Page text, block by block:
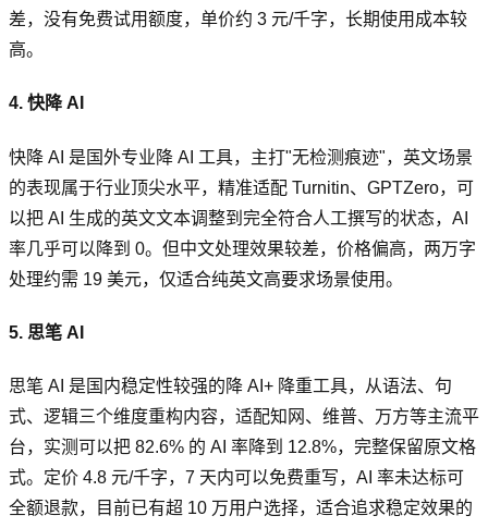
差，没有免费试用额度，单价约 3 元/千字，长期使用成本较
高。
4. 快降 AI
快降 AI 是国外专业降 AI 工具，主打"无检测痕迹"，英文场景
的表现属于行业顶尖水平，精准适配 Turnitin、GPTZero，可
以把 AI 生成的英文文本调整到完全符合人工撰写的状态，AI
率几乎可以降到 0。但中文处理效果较差，价格偏高，两万字
处理约需 19 美元，仅适合纯英文高要求场景使用。
5. 思笔 AI
思笔 AI 是国内稳定性较强的降 AI+ 降重工具，从语法、句
式、逻辑三个维度重构内容，适配知网、维普、万方等主流平
台，实测可以把 82.6% 的 AI 率降到 12.8%，完整保留原文格
式。定价 4.8 元/千字，7 天内可以免费重写，AI 率未达标可
全额退款，目前已有超 10 万用户选择，适合追求稳定效果的